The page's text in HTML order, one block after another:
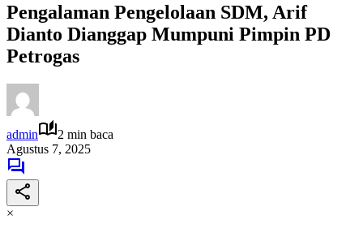
Pengalaman Pengelolaan SDM, Arif
Dianto Dianggap Mumpuni Pimpin PD
Petrogas
admin
2 min baca
Agustus 7, 2025
×